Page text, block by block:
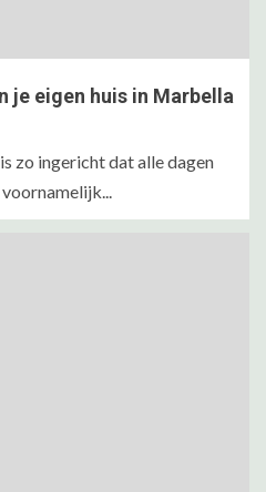
je eigen huis in Marbella
zo ingericht dat alle dagen